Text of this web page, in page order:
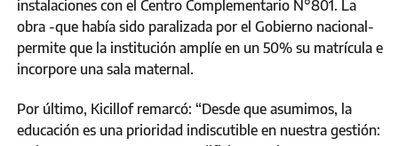
instalaciones con el Centro Complementario N°801. La
obra -que había sido paralizada por el Gobierno nacional-
permite que la institución amplíe en un 50% su matrícula e
incorpore una sala maternal.
Por último, Kicillof remarcó: “Desde que asumimos, la
educación es una prioridad indiscutible en nuestra gestión: